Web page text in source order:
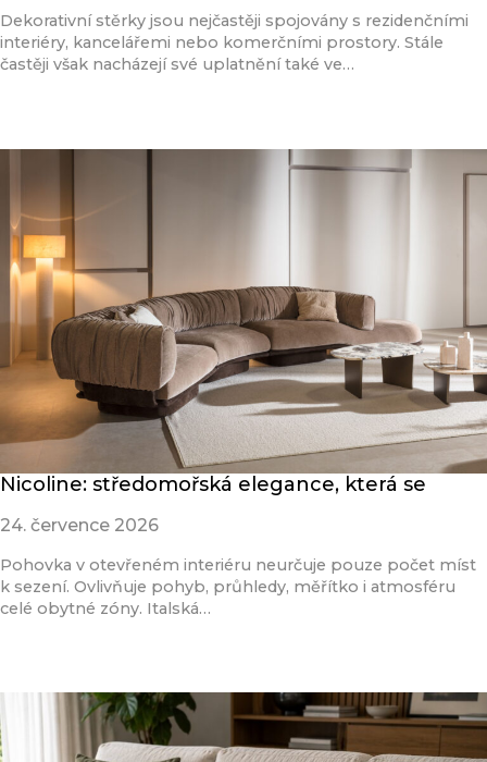
Dekorativní stěrky jsou nejčastěji spojovány s rezidenčními
interiéry, kancelářemi nebo komerčními prostory. Stále
častěji však nacházejí své uplatnění také ve…
Nicoline: středomořská elegance, která se
24. července 2026
Pohovka v otevřeném interiéru neurčuje pouze počet míst
k sezení. Ovlivňuje pohyb, průhledy, měřítko i atmosféru
celé obytné zóny. Italská…